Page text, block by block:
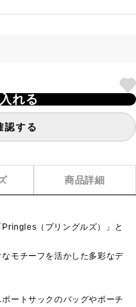
れる
認する
商品詳細
（プリングルズ）」と
モチーフを活かした多彩なデ
ートサックのバッグやポーチ